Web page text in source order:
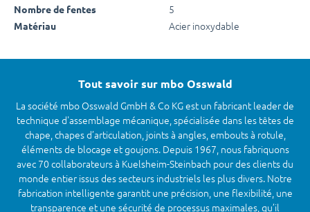
Nombre de fentes 5
Matériau Acier inoxydable
Tout savoir sur mbo Osswald
La société mbo Osswald GmbH & Co KG est un fabricant leader de
technique d'assemblage mécanique, spécialisée dans les têtes de
chape, chapes d’articulation, joints à angles, embouts à rotule,
éléments de blocage et goujons. Depuis 1967, nous fabriquons
avec 70 collaborateurs à Kuelsheim-Steinbach pour des clients du
monde entier issus des secteurs industriels les plus divers. Notre
fabrication intelligente garantit une précision, une flexibilité, une
transparence et une sécurité de processus maximales, qu’il